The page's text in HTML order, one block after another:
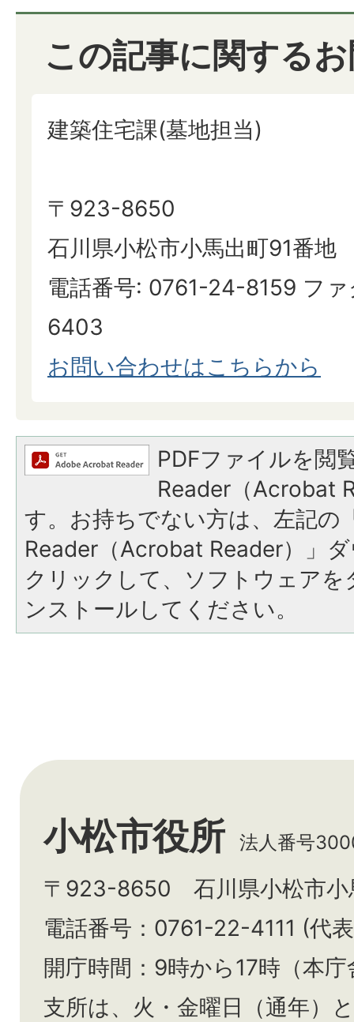
この記事に関する
建築住宅課(墓地担当)
〒923-8650
石川県小松市小馬出町91番地
電話番号: 0761-24-8159 フ
6403
お問い合わせはこちらから
PDFファイルを閲
Reader（Acrobat
す。お持ちでない方は、左記の
Reader（Acrobat Reader）」
クリックして、ソフトウェア
ンストールしてください。
小松市役所 法人番号
〒923-8650 石川県小松市小
電話番号：0761-22-4111 (代
開庁時間：9時から17時（本
支所は、火・金曜日（通年）と